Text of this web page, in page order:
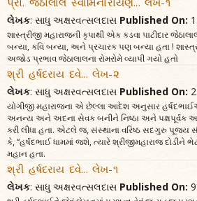
લેખક: સાધુ અક્ષરવત્સલદાસ Published On:
શાસ્ત્રીજી મહારાજની કૃપાથી એક કડવા પાટીદાર
બન્યા, કવિ બન્યા, અને પ્રચારક પણ બન્યા હતા !
અજોડ પ્રભાવ જેઠાલાલના રોમરોમે વ્યાપી ગયો હતો
શ્રી હર્ષદરાય દવે... લેખ-૨
લેખક: સાધુ અક્ષરવત્સલદાસ Published On:
યોગીજી મહારાજના એ છેલ્લા આદેશ અનુસાર
અનન્ય અને અદના સેવક બનીને નિષ્ઠા અને પક્ષપૂર્વક
કરી લીધા હતા. એટલે જ, સંસ્થાના વરિષ્ઠ સદગુરુ
કે, “હર્ષદભાઈ ધામમાં જશે, ત્યારે શ્રીજીમહારાજ
મહાન હતા.
શ્રી હર્ષદરાય દવે... લેખ-૧
લેખક: સાધુ અક્ષરવત્સલદાસ Published On: